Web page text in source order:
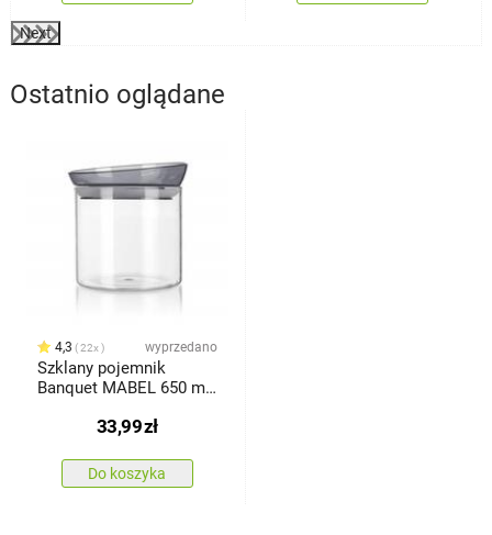
Next
Ostatnio oglądane
4,3 22x wyprzedano
Szklany pojemnik
Banquet MABEL 650 ml,
33,99zł
Do koszyka